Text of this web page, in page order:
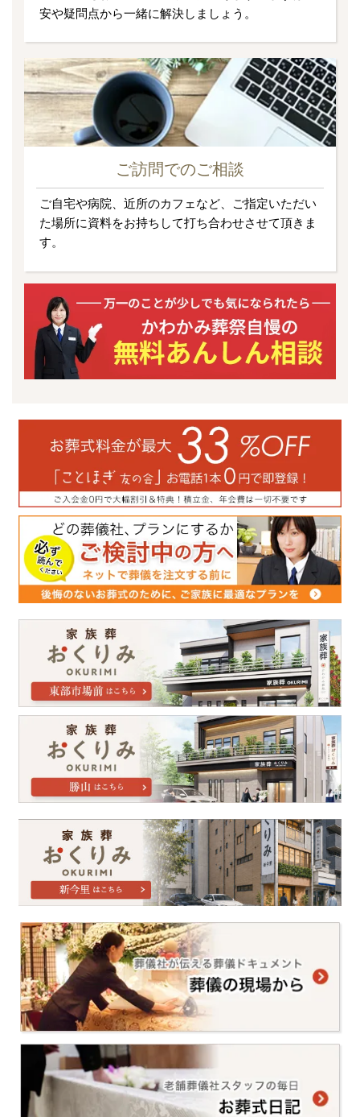
安や疑問点から一緒に解決しましょう。
ご訪問でのご相談
ご自宅や病院、近所のカフェなど、ご指定いただい
た場所に資料をお持ちして打ち合わせさせて頂きま
す。